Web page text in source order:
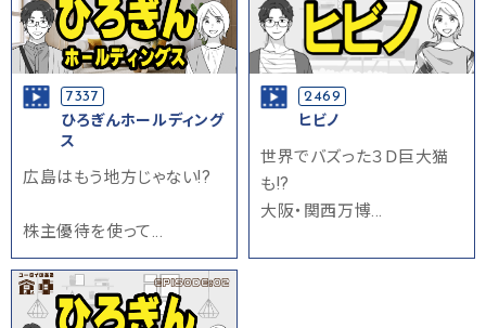
7337
ひろぎんホールディング
ス
広島はもう地方じゃない!?
株主優待を使って...
2469
ヒビノ
世界でバズった３Ｄ巨大猫
も!?
大阪・関西万博...